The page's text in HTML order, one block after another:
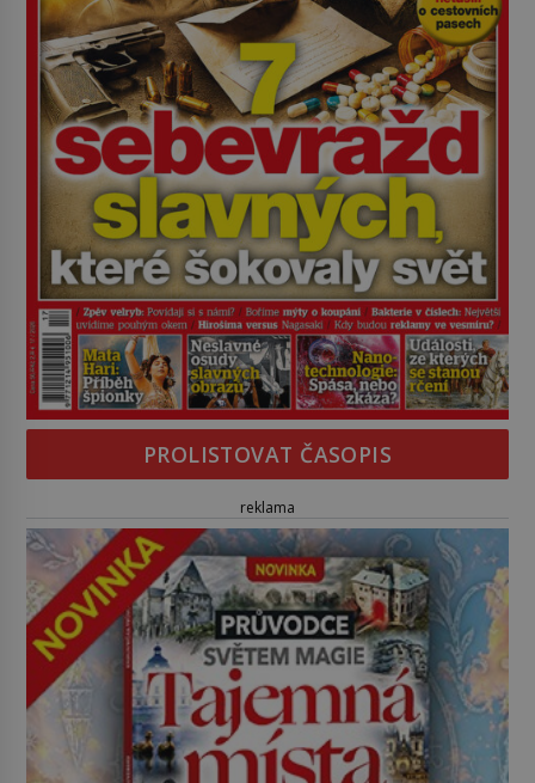
PROLISTOVAT ČASOPIS
reklama